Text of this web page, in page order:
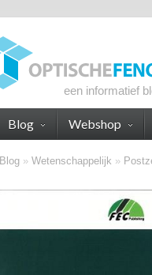
een informatief
Blog » Wetenschappelijk »
Blog Webshop